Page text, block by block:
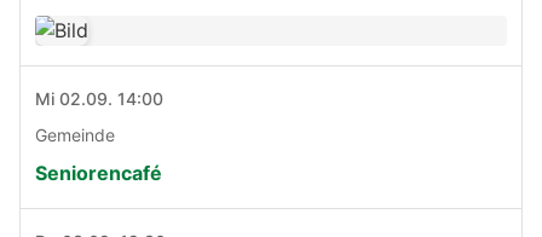
Mi 02.09. 14:00
Gemeinde
Seniorencafé